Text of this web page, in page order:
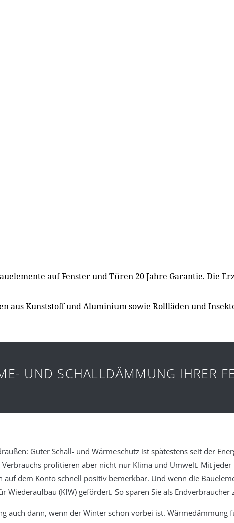
auf Fenster und Türen 20 Jahre Garantie. Die
aus Kunststoff und Aluminium sowie Rollläden und